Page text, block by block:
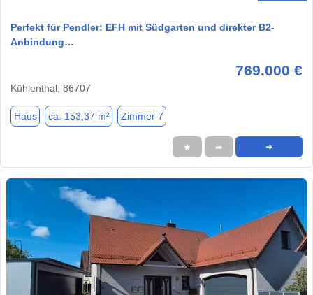
Perfekt für Pendler: EFH mit Südgarten und direkter B2-
Anbindung…
769.000 €
Kühlenthal, 86707
Haus ca. 153,37 m² Zimmer 7
★ ➦ ➜